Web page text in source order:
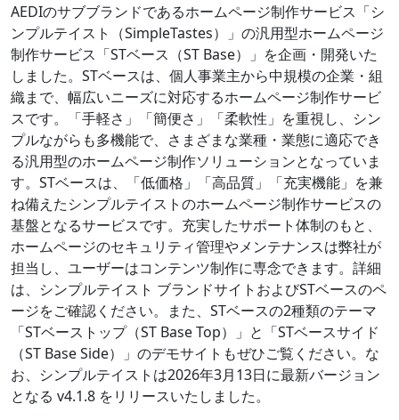
AEDIのサブブランドであるホームページ制作サービス「シ
ンプルテイスト（SimpleTastes）」の汎用型ホームページ
制作サービス「STベース（ST Base）」を企画・開発いた
しました。STベースは、個人事業主から中規模の企業・組
織まで、幅広いニーズに対応するホームページ制作サービ
スです。「手軽さ」「簡便さ」「柔軟性」を重視し、シン
プルながらも多機能で、さまざまな業種・業態に適応でき
る汎用型のホームページ制作ソリューションとなっていま
す。STベースは、「低価格」「高品質」「充実機能」を兼
ね備えたシンプルテイストのホームページ制作サービスの
基盤となるサービスです。充実したサポート体制のもと、
ホームページのセキュリティ管理やメンテナンスは弊社が
担当し、ユーザーはコンテンツ制作に専念できます。詳細
は、シンプルテイスト ブランドサイトおよびSTベースのペ
ージをご確認ください。また、STベースの2種類のテーマ
「STベーストップ（ST Base Top）」と「STベースサイド
（ST Base Side）」のデモサイトもぜひご覧ください。な
お、シンプルテイストは2026年3月13日に最新バージョン
となる v4.1.8 をリリースいたしました。